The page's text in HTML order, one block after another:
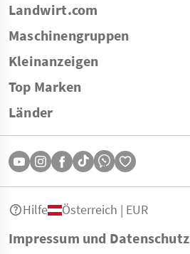
Landwirt.com
Maschinengruppen
Kleinanzeigen
Top Marken
Länder
Impressum und Datenschutz
Hilfe Österreich | EUR